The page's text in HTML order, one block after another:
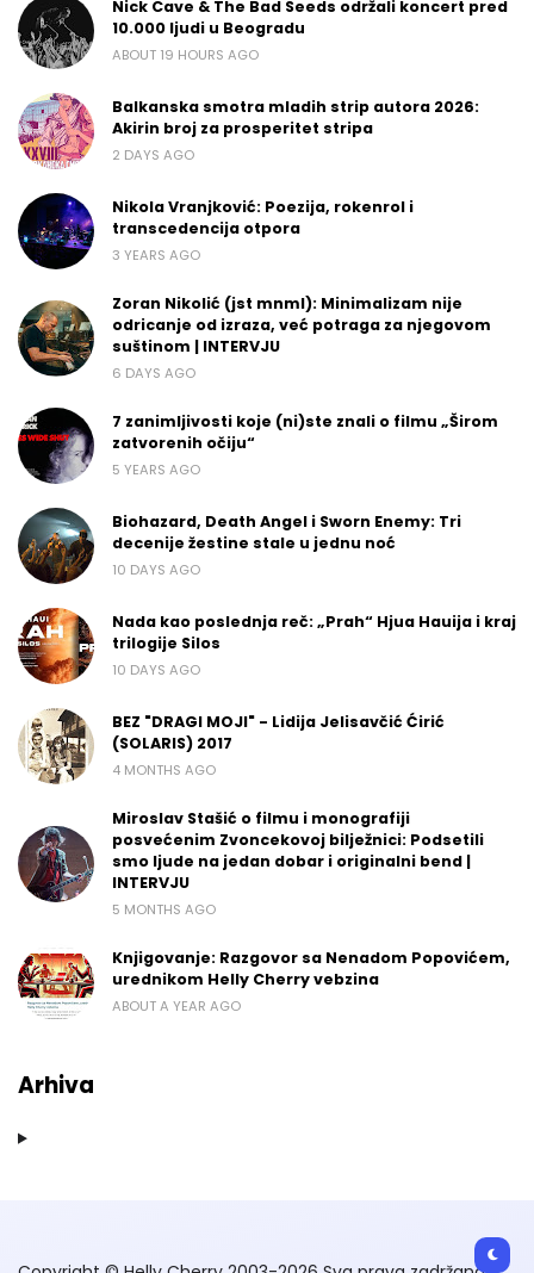
Nick Cave & The Bad Seeds održali koncert pred
10.000 ljudi u Beogradu
ABOUT 19 HOURS AGO
Balkanska smotra mladih strip autora 2026:
Akirin broj za prosperitet stripa
2 DAYS AGO
Nikola Vranjković: Poezija, rokenrol i
transcedencija otpora
3 YEARS AGO
Zoran Nikolić (jst mnml): Minimalizam nije
odricanje od izraza, već potraga za njegovom
suštinom | INTERVJU
6 DAYS AGO
7 zanimljivosti koje (ni)ste znali o filmu „Širom
zatvorenih očiju“
5 YEARS AGO
Biohazard, Death Angel i Sworn Enemy: Tri
decenije žestine stale u jednu noć
10 DAYS AGO
Nada kao poslednja reč: „Prah“ Hjua Hauija i kraj
trilogije Silos
10 DAYS AGO
BEZ "DRAGI MOJI" - Lidija Jelisavčić Ćirić
(SOLARIS) 2017
4 MONTHS AGO
Miroslav Stašić o filmu i monografiji
posvećenim Zvoncekovoj bilježnici: Podsetili
smo ljude na jedan dobar i originalni bend |
INTERVJU
5 MONTHS AGO
Knjigovanje: Razgovor sa Nenadom Popovićem,
urednikom Helly Cherry vebzina
ABOUT A YEAR AGO
Arhiva